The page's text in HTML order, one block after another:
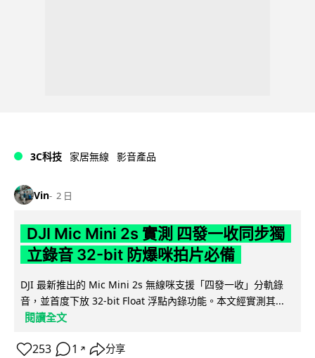
3C科技 家居無線 影音產品
Vin 2 日
DJI Mic Mini 2s 實測 四發一收同步獨
立錄音 32-bit 防爆咪拍片必備
DJI 最新推出的 Mic Mini 2s 無線咪支援「四發一收」分軌錄
音，並首度下放 32-bit Float 浮點內錄功能。本文經實測其...
閱讀全文
253 1 ↗ 分享